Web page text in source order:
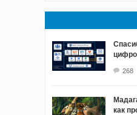
268
как